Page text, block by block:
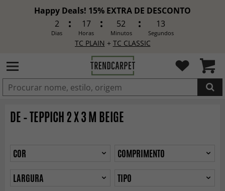
Happy Deals! 15% EXTRA DE DESCONTO
2
Dias
17
Horas
52
Minutos
11
Segundos
TC PLAIN + TC CLASSIC
ADICIONADO
DE – TEPPICH 2 X 3 M BEIGE
COR
COMPRIMENTO
LARGURA
TIPO